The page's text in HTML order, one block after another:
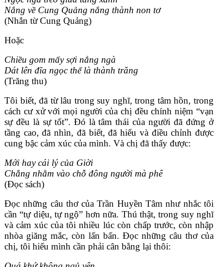
Nắng về Cung Quảng nắng thành non tơ
(Nhắn từ Cung Quảng)
Hoặc
Chiều gom mấy sợi nắng ngà
Dát lên đĩa ngọc thế là thành trăng
(Trăng thu)
Tôi biết, đã từ lâu trong suy nghĩ, trong tâm hồn, trong
cách cư xử với mọi người của chị đều chính niệm “vạn
sự đều là sự tốt”. Đó là tâm thái của người đã đứng ở
tầng cao, đã nhìn, đã biết, đã hiểu và điều chỉnh được
cung bậc cảm xúc của mình. Và chị đã thấy được:
Mới hay cái lý của Giời
Chẳng nhằm vào chỗ đông người mà phê
(Đọc sách)
Đọc những câu thơ của Trần Huyền Tâm như nhắc tôi
cần “tự diệu, tự ngộ” hơn nữa. Thú thật, trong suy nghĩ
và cảm xúc của tôi nhiều lúc còn chấp trước, còn nhập
nhòa giăng mắc, còn lấn bấn. Đọc những câu thơ của
chị, tôi hiểu mình cần phải cân bằng lại thôi: